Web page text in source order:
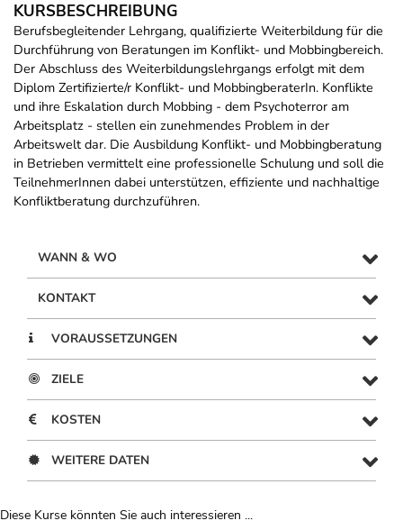
KURSBESCHREIBUNG
Berufsbegleitender Lehrgang, qualifizierte Weiterbildung für die
Durchführung von Beratungen im Konflikt- und Mobbingbereich.
Der Abschluss des Weiterbildungslehrgangs erfolgt mit dem
Diplom Zertifizierte/r Konflikt- und MobbingberaterIn. Konflikte
und ihre Eskalation durch Mobbing - dem Psychoterror am
Arbeitsplatz - stellen ein zunehmendes Problem in der
Arbeitswelt dar. Die Ausbildung Konflikt- und Mobbingberatung
in Betrieben vermittelt eine professionelle Schulung und soll die
TeilnehmerInnen dabei unterstützen, effiziente und nachhaltige
Konfliktberatung durchzuführen.
WANN & WO
KONTAKT
VORAUSSETZUNGEN
ZIELE
KOSTEN
WEITERE DATEN
Diese Kurse könnten Sie auch interessieren ...